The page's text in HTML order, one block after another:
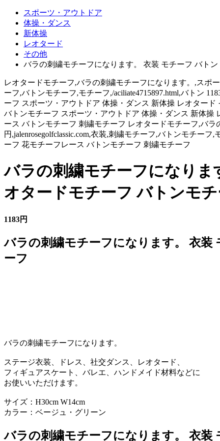
スポーツ・アウトドア
体操・ダンス
新体操
レオタード
その他
バラの刺繍モチーフになります。 衣装 モチーフ バト
レオタードモチーフ,バラの刺繍モチーフになります。,スポ
ーフ,バトンモチーフ,モチーフ,/aciliate4715897.html,バトン
ーフ スポーツ・アウトドア 体操・ダンス 新体操 レオター
バトンモチーフ スポーツ・アウトドア 体操・ダンス 新体
ース バトンモチーフ 刺繍モチーフ レオタードモチーフ,バ
円,jalenrosegolfclassic.com,衣装,刺繍モチーフ,バトンモチー
ーフ 花モチーフレース バトンモチーフ 刺繍モチーフ
バラの刺繍モチーフになりま
オタードモチーフ バトンモ
1183円
バラの刺繍モチーフになります。 衣装
ーフ
バラの刺繍モチーフになります。
ステージ衣装、ドレス、社交ダンス、レオタード、
フィギュアスケート、バレエ、ハンドメイド材料などに
お使いいただけます。
サイズ：H30cm W14cm
カラー：ベージュ・グリーン
バラの刺繍モチーフになります。 衣装